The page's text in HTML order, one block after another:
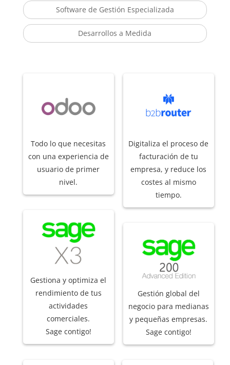
Software de Gestión Especializada
Desarrollos a Medida
Todo lo que necesitas
con una experiencia de
usuario de primer
nivel.
Gestiona y optimiza el
rendimiento de tus
actividades
comerciales.
Sage contigo!
Digitaliza el proceso de
facturación de tu
empresa, y reduce los
costes al mismo
tiempo.
Gestión global del
negocio para medianas
y pequeñas empresas.
Sage contigo!